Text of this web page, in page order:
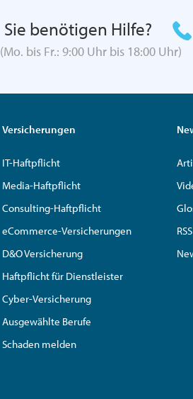
Sie benötigen Hilfe?
(Mo. bis Fr.: 9:00 Uhr bis 18:00 Uhr)
Versicherungen
IT-Haftpflicht
Media-Haftpflicht
Consulting-Haftpflicht
eCommerce-Versicherungen
D&O Versicherung
Haftpflicht für Dienstleister
Cyber-Versicherung
Ausgewählte Berufe
Schaden melden